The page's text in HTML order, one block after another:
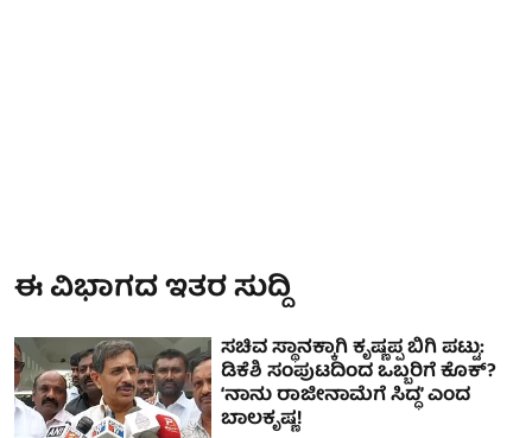
ಈ ವಿಭಾಗದ ಇತರ ಸುದ್ದಿ
ಸಚಿವ ಸ್ಥಾನಕ್ಕಾಗಿ ಕೃಷ್ಣಪ್ಪ ಬಿಗಿ ಪಟ್ಟು:
ಡಿಕೆಶಿ ಸಂಪುಟದಿಂದ ಒಬ್ಬರಿಗೆ ಕೊಕ್?
‘ನಾನು ರಾಜೀನಾಮೆಗೆ ಸಿದ್ಧ’ ಎಂದ
ಬಾಲಕೃಷ್ಣ!